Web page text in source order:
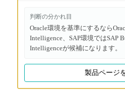
判断の分かれ目
Oracle環境を基準にするなら
Intelligence、SAP環境ではSAP
Intelligenceが候補になります。
製品ページ